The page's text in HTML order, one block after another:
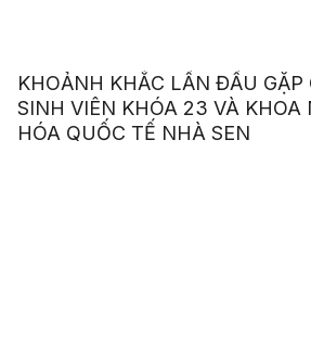
KHOẢNH KHẮC LẦN ĐẦU GẶP
SINH VIÊN KHÓA 23 VÀ KHOA
HÓA QUỐC TẾ NHÀ SEN